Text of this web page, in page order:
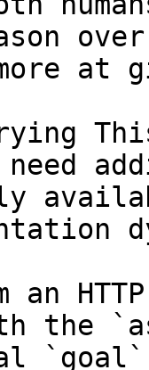
at
an
the
`goal`